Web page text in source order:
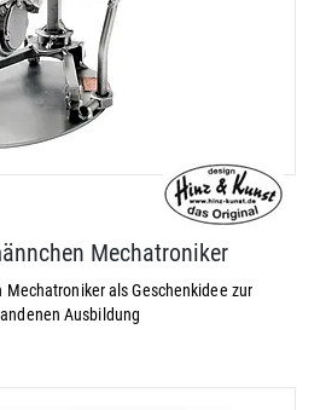
Mechatroniker
Mechatroniker als Geschenkidee zur
Ausbildung